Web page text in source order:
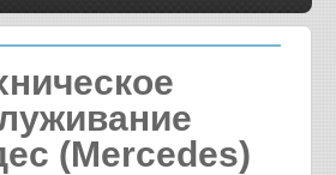
(Mercedes)